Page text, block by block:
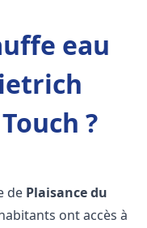
eau
?
de Plaisance du
ont accès à